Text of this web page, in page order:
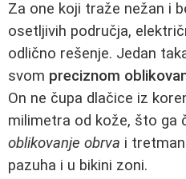
Za one koji traže nežan i
osetljivih područja,
odlično rešenje. Jedan
svom preciznom
On ne čupa dlačice iz
milimetra od kože, što ga
oblikovanje obrva i tretman
pazuha i u bikini zoni.